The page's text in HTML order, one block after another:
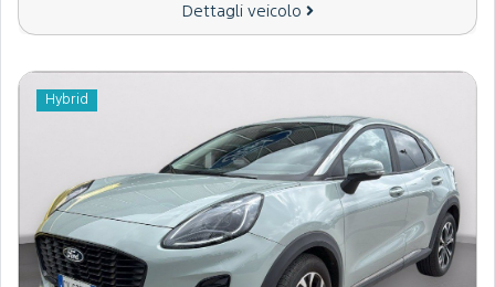
Dettagli veicolo
Hybrid